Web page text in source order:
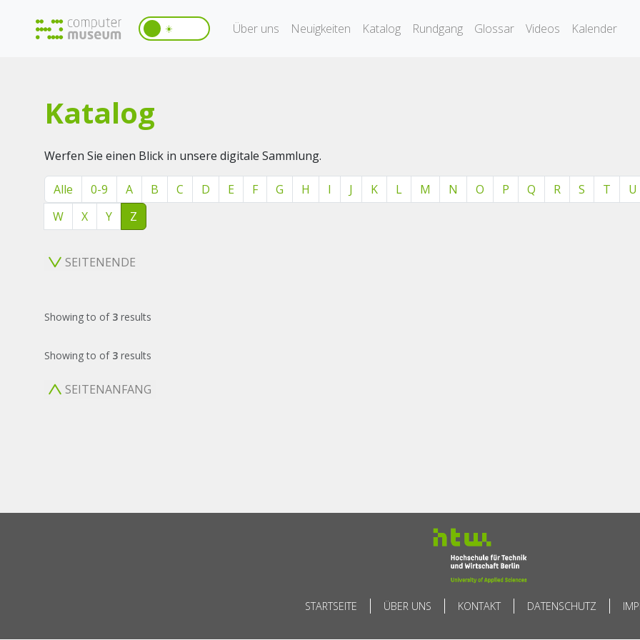
☀️ Über uns Neuigkeiten Katalog Rundgang Glossar Videos Kalender
Katalog
Werfen Sie einen Blick in unsere digitale Sammlung.
Alle 0-9 A B C D E F G H I J K L M N O P Q R S T U
W
X Y Z
SEITENENDE
Showingto of 3 results
Showingto of 3 results
SEITENANFANG
STARTSEITE ÜBER UNS KONTAKT DATENSCHUTZ